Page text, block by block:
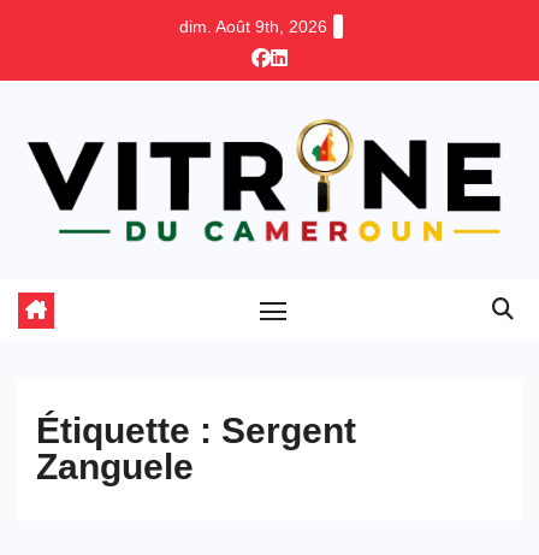
dim. Août 9th, 2026
Étiquette : Sergent
Zanguele